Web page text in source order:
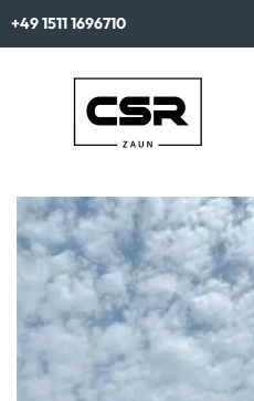
+49 1511 1696710